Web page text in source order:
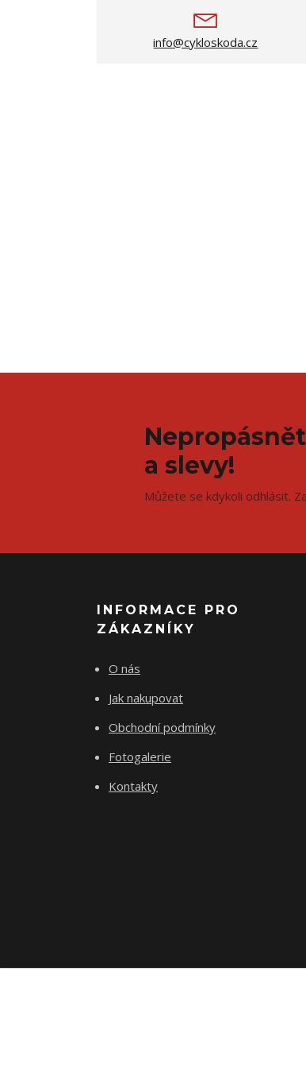
info@cykloskoda.cz
a slevy!
Můžete se kdykoli odhlásit.
INFORMACE PRO
ZÁKAZNÍKY
O nás
Jak nakupovat
Obchodní podmínky
Fotogalerie
Kontakty